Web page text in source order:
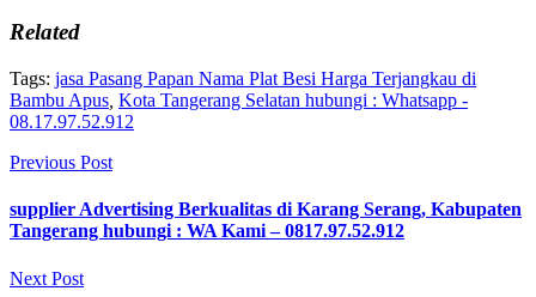
Related
Tags: jasa Pasang Papan Nama Plat Besi Harga Terjangkau di
Bambu Apus Kota Tangerang Selatan hubungi : Whatsapp -
08.17.97.52.912
Previous Post
supplier Advertising Berkualitas di Karang Serang, Kabupaten
Tangerang hubungi : WA Kami – 0817.97.52.912
Next Post